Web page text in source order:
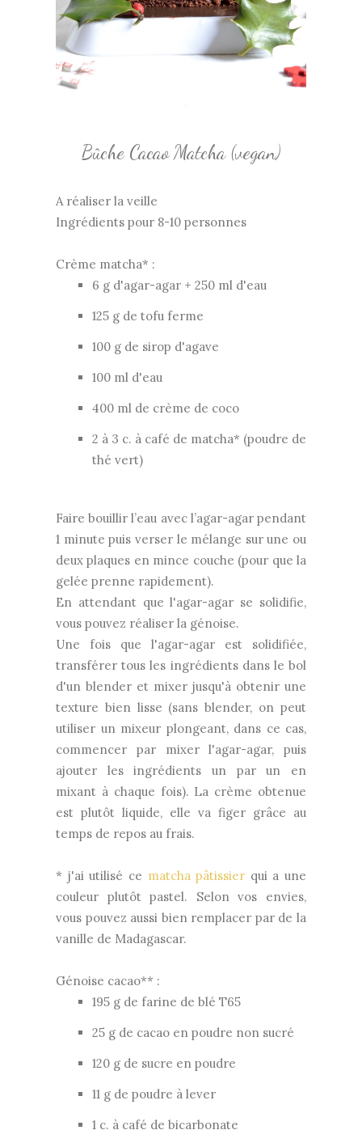
Bûche Cacao Matcha (vegan)
A réaliser la veille
Ingrédients pour 8-10 personnes
Crème matcha* :
6 g d'agar-agar + 250 ml d'eau
125 g de tofu ferme
100 g de sirop d'agave
100 ml d'eau
400 ml de crème de coco
2 à 3 c. à café de matcha* (poudre de
thé vert)
Faire bouillir l’eau avec l’agar-agar pendant
1 minute puis verser le mélange sur une ou
deux plaques en mince couche (pour que la
gelée prenne rapidement).
En attendant que l'agar-agar se solidifie,
vous pouvez réaliser la génoise.
Une fois que l'agar-agar est solidifiée,
transférer tous les ingrédients dans le bol
d'un blender et mixer jusqu'à obtenir une
texture bien lisse (sans blender, on peut
utiliser un mixeur plongeant, dans ce cas,
commencer par mixer l'agar-agar, puis
ajouter les ingrédients un par un en
mixant à chaque fois). La crème obtenue
est plutôt liquide, elle va figer grâce au
temps de repos au frais.
* j'ai utilisé ce matcha pâtissier qui a une
couleur plutôt pastel. Selon vos envies,
vous pouvez aussi bien remplacer par de la
vanille de Madagascar.
Génoise cacao** :
195 g de farine de blé T65
25 g de cacao en poudre non sucré
120 g de sucre en poudre
11 g de poudre à lever
1 c. à café de bicarbonate